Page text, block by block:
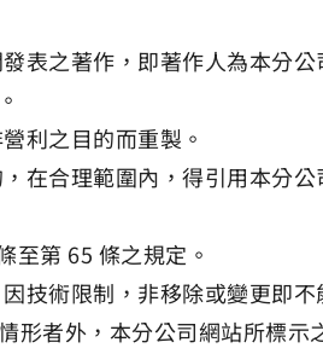
表之著作，即著作人為本分
利之目的而重製。
在合理範圍內，得引用本分
至第 65 條之規定。
技術限制，非移除或變更即
者外，本分公司網站所標示